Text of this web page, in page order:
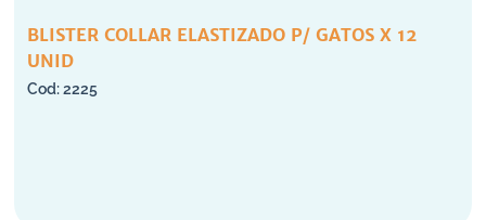
BLISTER COLLAR ELASTIZADO P/ GATOS X 12
UNID
2225